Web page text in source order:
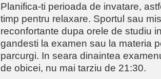
Planifica-ti perioada de invatare,
timp pentru relaxare. Sportul sau
reconfortante dupa orele de studiu
gandesti la examen sau la materia
parcurgi. In seara dinaintea
de obicei, nu mai tarziu de 21:30.